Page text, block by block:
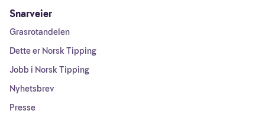
Snarveier
Grasrotandelen
Dette er Norsk Tipping
Jobb i Norsk Tipping
Nyhetsbrev
Presse